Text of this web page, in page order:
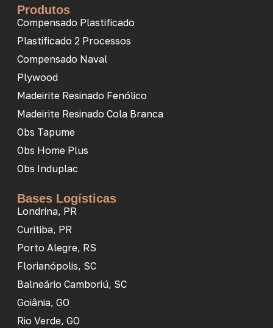
Produtos
Compensado Plastificado
Plastificado 2 Processos
Compensado Naval
Plywood
Madeirite Resinado Fenólico
Madeirite Resinado Cola Branca
Obs Tapume
Obs Home Plus
Obs Induplac
Bases Logísticas
Londrina, PR
Curitiba, PR
Porto Alegre, RS
Florianópolis, SC
Balneário Camboriú, SC
Goiânia, GO
Rio Verde, GO